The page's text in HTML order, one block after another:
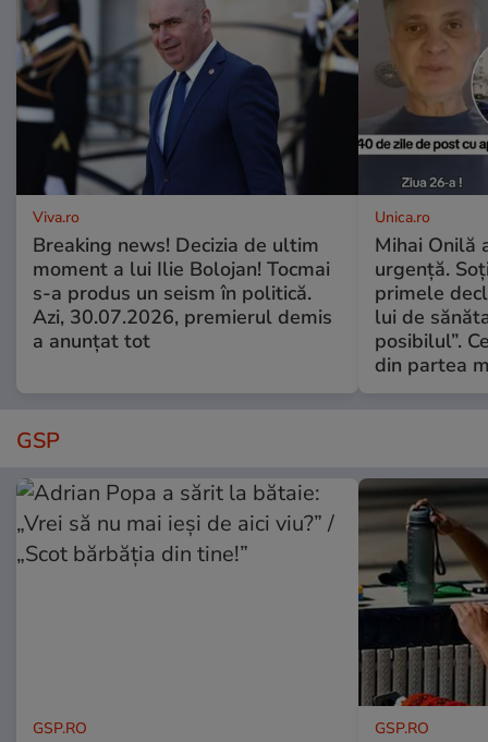
Viva.ro
Breaking news! Decizia de ultim
moment a lui Ilie Bolojan! Tocmai
s-a produs un seism în politică.
Azi, 30.07.2026, premierul demis
a anunțat tot
Unica.ro
Mihai Onilă
urgență.
primele
lui de
posibilul”.
din partea
GSP
GSP.RO GSP.RO